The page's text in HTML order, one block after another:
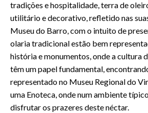
tradições e hospitalidade, terra de
utilitário e decorativo, refletido nas
Museu do Barro, com o intuito de
olaria tradicional estão bem
história e monumentos, onde a cultura
têm um papel fundamental,
representado no Museu Regional do
uma Enoteca, onde num ambiente
disfrutar os prazeres deste néctar.